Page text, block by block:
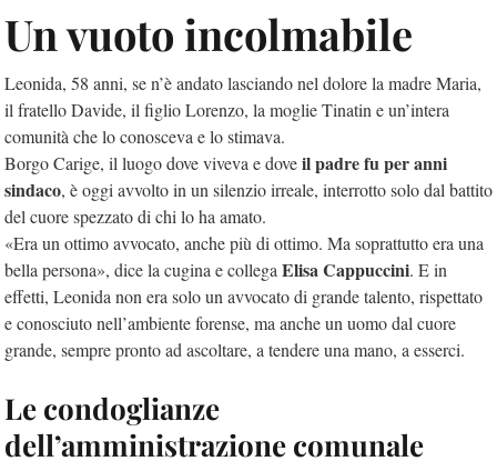
Un vuoto incolmabile
Leonida, 58 anni, se n’è andato lasciando nel dolore la madre Maria,
il fratello Davide, il figlio Lorenzo, la moglie Tinatin e un’intera
comunità che lo conosceva e lo stimava.
Borgo Carige, il luogo dove viveva e doveil padre fu per anni
sindaco, è oggi avvolto in un silenzio irreale, interrotto solo dal battito
del cuore spezzato di chi lo ha amato.
«Era un ottimo avvocato, anche più di ottimo. Ma soprattutto era una
bella persona», dice la cugina e collega Elisa Cappuccini. E in
effetti, Leonida non era solo un avvocato di grande talento, rispettato
e conosciuto nell’ambiente forense, ma anche un uomo dal cuore
grande, sempre pronto ad ascoltare, a tendere una mano, a esserci.
Le condoglianze
dell’amministrazione comunale